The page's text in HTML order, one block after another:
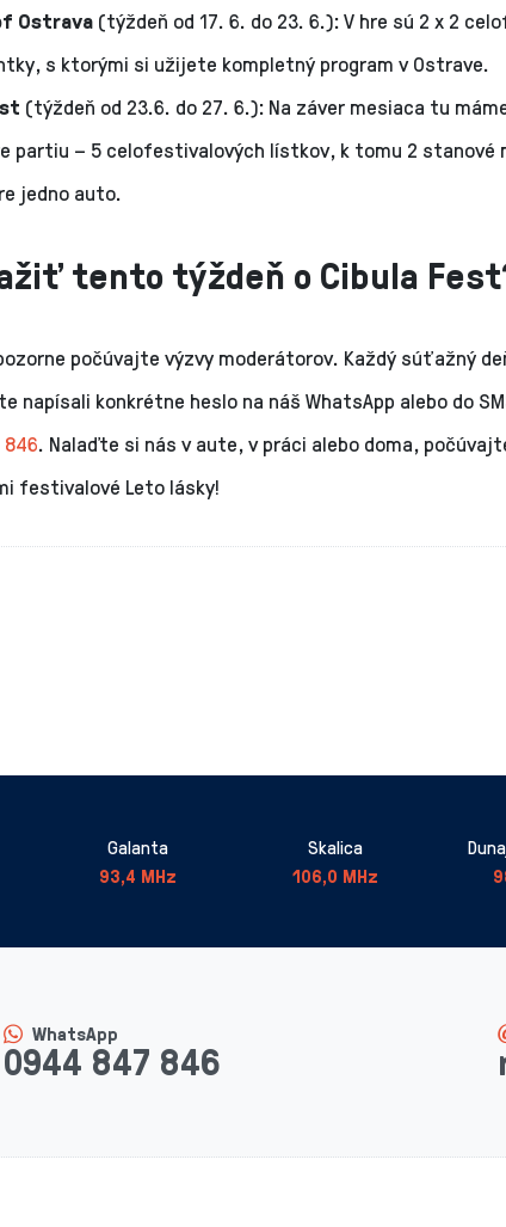
Ostrava (týždeň od 17. 6. do 23. 6.): V hre sú 2 x 2
s ktorými si užijete kompletný program v Ostrave.
(týždeň od 23.6. do 27. 6.): Na záver mesiaca tu
partiu – 5 celofestivalových lístkov, k tomu 2 stanové
jedno auto.
tento týždeň o Cibula
počúvajte výzvy moderátorov. Každý súťažný
napísali konkrétne heslo na náš WhatsApp alebo do
. Nalaďte si nás v aute, v práci alebo doma,
festivalové Leto lásky!
Galanta
93,4 MHz
Skalica
106,0 MHz
WhatsApp
0944 847 846